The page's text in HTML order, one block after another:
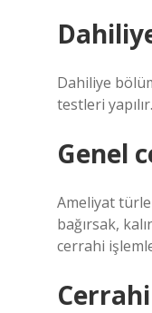
Dahiliye
testleri
Genel
Ameliyat
bağırsak,
cerrahi